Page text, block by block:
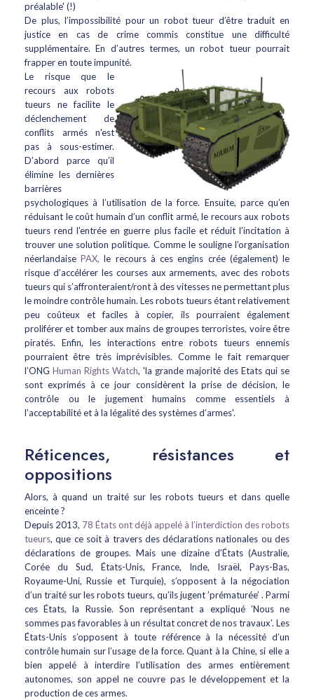
préalable' (!)
De plus, l’impossibilité pour un robot tueur d’être traduit en
justice en cas de crime commis constitue une difficulté
supplémentaire. En d’autres termes, un robot tueur pourrait
frapper en toute impunité.
Le risque que le
recours aux robots
tueurs ne facilite le
déclenchement de
conflits armés n'est
pas à sous-estimer.
D’abord parce qu’il
élimine les dernières
barrières
psychologiques à l’utilisation de la force. Ensuite, parce qu’en
réduisant le coût humain d’un conflit armé, le recours aux robots
tueurs rend l’entrée en guerre plus facile et réduit l’incitation à
trouver une solution politique. Comme le souligne l’organisation
néerlandaisePAX, le recours à ces engins crée (également) le
risque d’accélérer les courses aux armements, avec des robots
tueurs qui s’affronteraient/ront à des vitesses ne permettant plus
le moindre contrôle humain. Les robots tueurs étant relativement
peu coûteux et faciles à copier, ils pourraient également
proliférer et tomber aux mains de groupes terroristes, voire être
piratés. Enfin, les interactions entre robots tueurs ennemis
pourraient être très imprévisibles. Comme le fait remarquer
l’ONG Human Rights Watch, 'la grande majorité des Etats qui se
sont exprimés à ce jour considèrent la prise de décision, le
contrôle ou le jugement humains comme essentiels à
l’acceptabilité et à la légalité des systèmes d’armes'.
Réticences, résistances et
oppositions
Alors, à quand un traité sur les robots tueurs et dans quelle
enceinte ?
Depuis 2013, 78 États ont déjà appelé à l’interdiction des robots
tueurs, que ce soit à travers des déclarations nationales ou des
déclarations de groupes. Mais une dizaine d’États (Australie,
Corée du Sud, États-Unis, France, Inde, Israël, Pays-Bas,
Royaume-Uni, Russie et Turquie), s’opposent à la négociation
d’un traité sur les robots tueurs, qu’ils jugent ’prématurée’ . Parmi
ces États, la Russie. Son représentant a expliqué ’Nous ne
sommes pas favorables à un résultat concret de nos travaux’. Les
États-Unis s’opposent à toute référence à la nécessité d’un
contrôle humain sur l’usage de la force. Quant à la Chine, si elle a
bien appelé à interdire l’utilisation des armes entièrement
autonomes, son appel ne couvre pas le développement et la
production de ces armes.